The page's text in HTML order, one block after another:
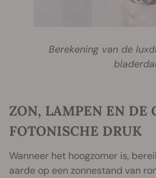
Berekening van de
ZON, LAMPEN EN DE
FOTONISCHE DRUK
Wanneer het hoogzomer is,
aarde op een zonnestand van